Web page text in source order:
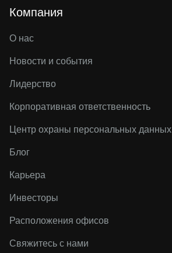
Компания
О нас
Новости и события
Лидерство
Корпоративная ответственность
Центр охраны персональных данных
Блог
Карьера
Инвесторы
Расположения офисов
Свяжитесь с нами